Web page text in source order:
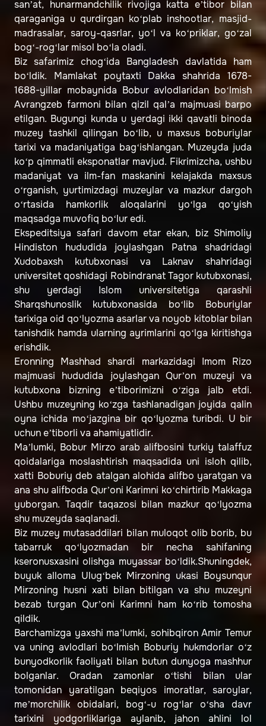
san’at, hunarmandchilik rivojiga katta e’tibor bilan
qaraganiga u qurdirgan ko‘plab inshootlar, masjid-
madrasalar, saroy-qasrlar, yo‘l va ko‘priklar, go‘zal
bog‘-rog‘lar misol bo‘la oladi.
Biz safarimiz chog‘ida Bangladesh davlatida ham
bo‘ldik. Mamlakat poytaxti Dakka shahrida 1678-
1688-yillar mobaynida Bobur avlodlaridan bo‘lmish
Avrangzeb farmoni bilan qizil qal’a majmuasi barpo
etilgan. Bugungi kunda u yerdagi ikki qavatli binoda
muzey tashkil qilingan bo‘lib, u maxsus boburiylar
tarixi va madaniyatiga bag‘ishlangan. Muzeyda juda
ko‘p qimmatli eksponatlar mavjud. Fikrimizcha, ushbu
madaniyat va ilm-fan maskanini kelajakda maxsus
o‘rganish, yurtimizdagi muzeylar va mazkur dargoh
o‘rtasida hamkorlik aloqalarini yo‘lga qo‘yish
maqsadga muvofiq bo‘lur edi.
Ekspeditsiya safari davom etar ekan, biz Shimoliy
Hindiston hududida joylashgan Patna shadridagi
Xudobaxsh kutubxonasi va Laknav shahridagi
universitet qoshidagi Robindranat Tagor kutubxonasi,
shu yerdagi Islom universitetiga qarashli
Sharqshunoslik kutubxonasida bo‘lib Boburiylar
tarixiga oid qo‘lyozma asarlar va noyob kitoblar bilan
tanishdik hamda ularning ayrimlarini qo‘lga kiritishga
erishdik.
Eronning Mashhad shardi markazidagi Imom Rizo
majmuasi hududida joylashgan Qur’on muzeyi va
kutubxona bizning e’tiborimizni o‘ziga jalb etdi.
Ushbu muzeyning ko‘zga tashlanadigan joyida qalin
oyna ichida mo‘jazgina bir qo‘lyozma turibdi. U bir
uchun e’tiborli va ahamiyatlidir.
Ma’lumki, Bobur Mirzo arab alifbosini turkiy talaffuz
qoidalariga moslashtirish maqsadida uni isloh qilib,
xatti Boburiy deb atalgan alohida alifbo yaratgan va
ana shu alifboda Qur’oni Karimni ko‘chirtirib Makkaga
yuborgan. Taqdir taqazosi bilan mazkur qo‘lyozma
shu muzeyda saqlanadi.
Biz muzey mutasaddilari bilan muloqot olib borib, bu
tabarruk qo‘lyozmadan bir necha sahifaning
kseronusxasini olishga muyassar bo‘ldik.Shuningdek,
buyuk alloma Ulug‘bek Mirzoning ukasi Boysunqur
Mirzoning husni xati bilan bitilgan va shu muzeyni
bezab turgan Qur’oni Karimni ham ko‘rib tomosha
qildik.
Barchamizga yaxshi ma’lumki, sohibqiron Amir Temur
va uning avlodlari bo‘lmish Boburiy hukmdorlar o‘z
bunyodkorlik faoliyati bilan butun dunyoga mashhur
bolganlar. Oradan zamonlar o‘tishi bilan ular
tomonidan yaratilgan beqiyos imoratlar, saroylar,
me’morchilik obidalari, bog‘-u rog‘lar o‘sha davr
tarixini yodgorliklariga aylanib, jahon ahlini lol